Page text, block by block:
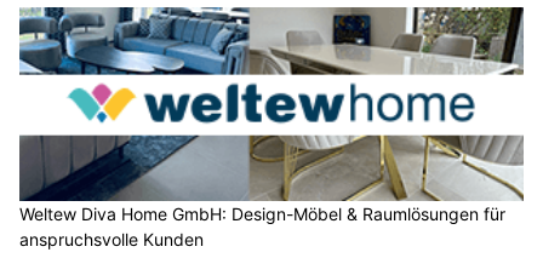
Weltew Diva Home GmbH: Design-Möbel & Raumlösungen für
anspruchsvolle Kunden